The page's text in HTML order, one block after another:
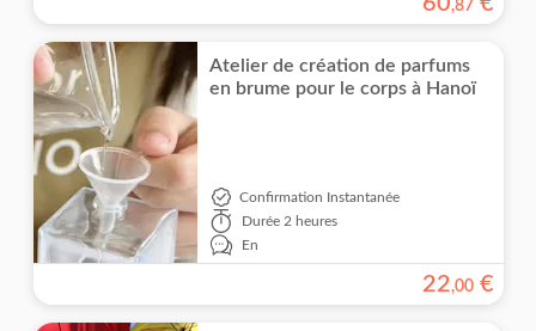
,87
Atelier de création de parfums
en brume pour le corps à Hanoï
Confirmation Instantanée
Durée 2 heures
En
22,00 €